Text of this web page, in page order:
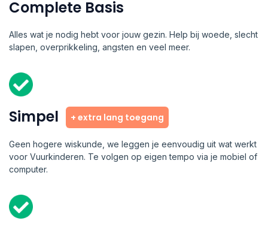
Complete Basis
Alles wat je nodig hebt voor jouw gezin. Help bij woede, slecht
slapen, overprikkeling, angsten en veel meer.
Simpel + extra lang toegang
Geen hogere wiskunde, we leggen je eenvoudig uit wat werkt
voor Vuurkinderen. Te volgen op eigen tempo via je mobiel of
computer.